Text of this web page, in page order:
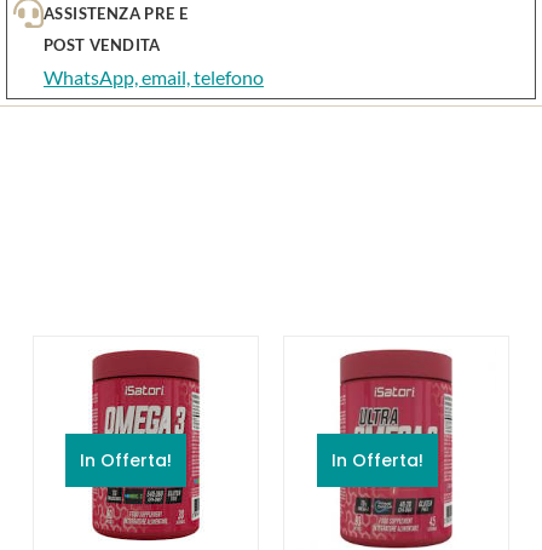
ASSISTENZA PRE E
POST VENDITA
WhatsApp, email, telefono
In Offerta! In Offerta!